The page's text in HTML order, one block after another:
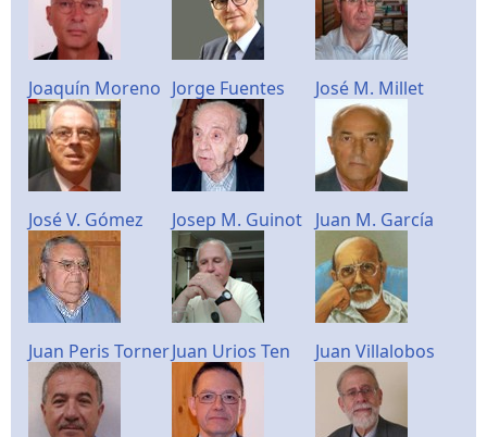
Joaquín Moreno Jorge Fuentes José M. Millet
José V. Gómez Josep M. Guinot Juan M. García
Juan Peris TornerJuan Urios Ten Juan Villalobos